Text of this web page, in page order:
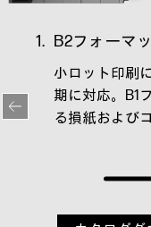
い
1. B2フォーマ
小ロット印刷
期に対応。B1
る損紙および